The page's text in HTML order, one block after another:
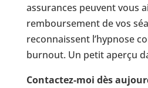
assurances peuvent vous
remboursement de vos
reconnaissent l’hypnose
burnout. Un petit aperçu
Contactez-moi dès